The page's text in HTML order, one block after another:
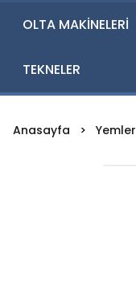
OLTA MAKİNELERİ
TEKNELER
Anasayfa Yemler